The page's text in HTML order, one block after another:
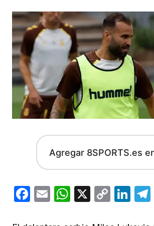
Agregar 8SPORTS.es
Facebook
EmailWhatsApp
X
Copy